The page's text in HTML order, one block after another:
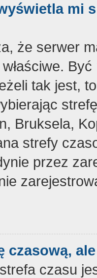
mi
że serwer
tak jest,
Bruksela,
strefy
przez
czasową,
czasu